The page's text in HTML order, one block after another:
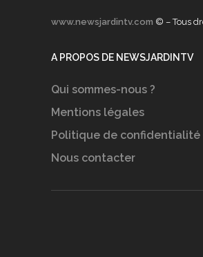
www.newsjardintv.com © – Tous
A PROPOS DE NEWSJARDINTV
Qui sommes-nous ?
Mentions légales
Politique de confidentialité
Nous contacter